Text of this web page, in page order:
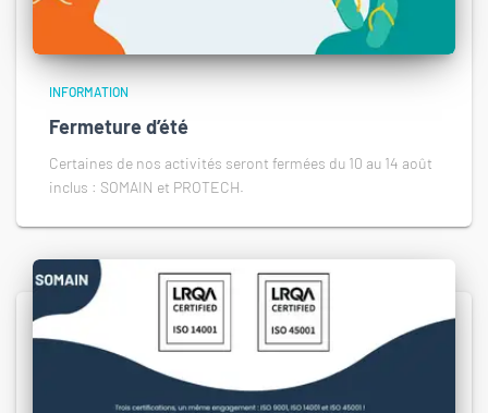
INFORMATION
Fermeture d’été
Certaines de nos activités seront fermées du 10 au 14 août
inclus : SOMAIN et PROTECH.